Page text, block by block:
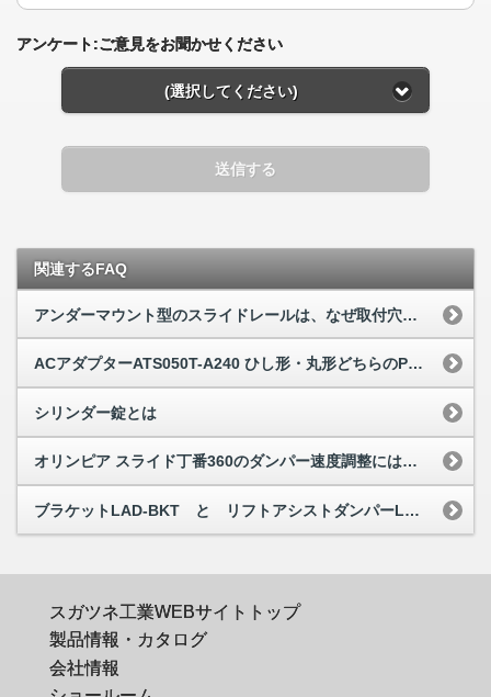
アンケート:ご意見をお聞かせください
(選択してください)
送信する
関連するFAQ
アンダーマウント型のスライドレールは、なぜ取付穴が上下2段になっているのか
ACアダプターATS050T-A240 ひし形・丸形どちらのPSEマークを取得していますか
シリンダー錠とは
オリンピア スライド丁番360のダンパー速度調整には専用工具は必要ですか
ブラケットLAD-BKT と リフトアシストダンパーLAD-ST型 はなぜ併用できな...
スガツネ工業WEBサイトトップ
製品情報・カタログ
会社情報